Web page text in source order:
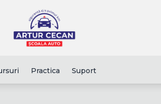
Practica Suport